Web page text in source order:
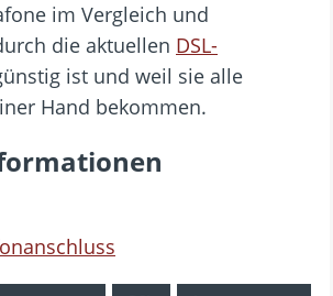
im Vergleich und
die aktuellen DSL-
ist und weil sie alle
Hand bekommen.